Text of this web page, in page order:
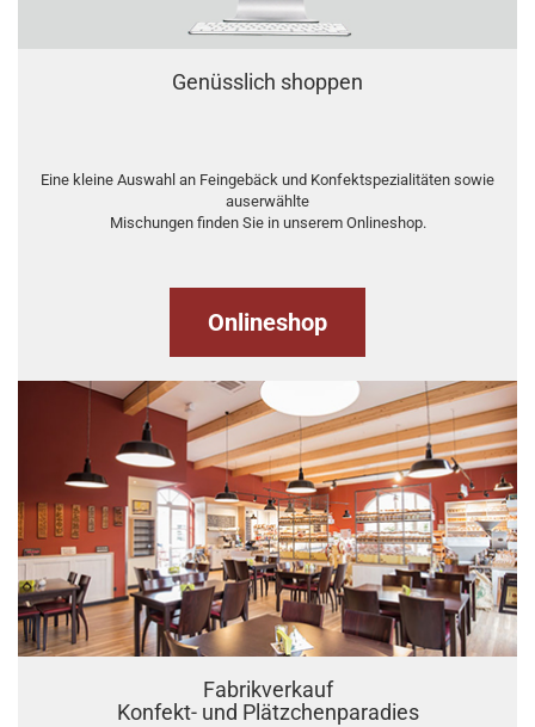
Genüsslich shoppen
Eine kleine Auswahl an Feingebäck und Konfektspezialitäten sowie
auserwählte
Mischungen finden Sie in unserem Onlineshop.
Onlineshop
Fabrikverkauf
Konfekt- und Plätzchenparadies